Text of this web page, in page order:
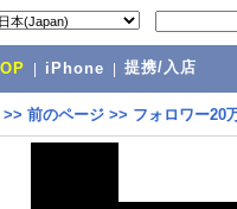
iPhone 提携/入店
>> 前のページ >> フォロワー20